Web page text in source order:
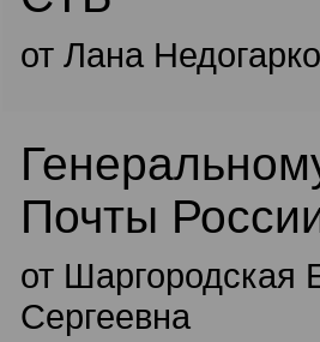
от Лана Недогарко
Почты
от Шаргородская
Сергеевна